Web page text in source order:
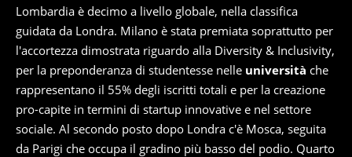
Lombardia è decimo a livello globale, nella classifica
guidata da Londra. Milano è stata premiata soprattutto per
l'accortezza dimostrata riguardo alla Diversity & Inclusivity,
per la preponderanza di studentesse nelle università che
rappresentano il 55% degli iscritti totali e per la creazione
pro-capite in termini di startup innovative e nel settore
sociale. Al secondo posto dopo Londra c'è Mosca, seguita
da Parigi che occupa il gradino più basso del podio. Quarto